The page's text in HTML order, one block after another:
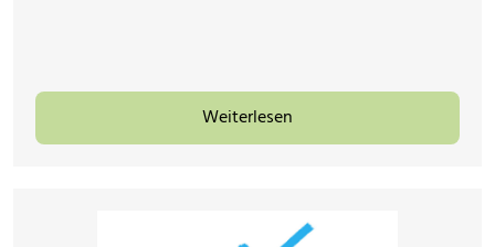
Weiterlesen